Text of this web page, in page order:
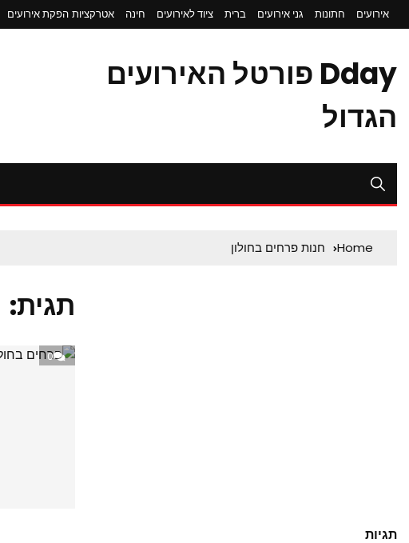
אירועים חתונות גני אירועים ברית ציוד לאירועים חינה אטרקציות הפקת אירועים
Dday פורטל האירועים
הגדול
Home חנות פרחים בחולון
תגיות
תגית:
0